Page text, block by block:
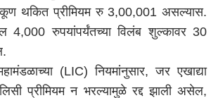
एकूण थकित प्रीमियम रु 3,00,001 असल्यास.
4,000 रुपयांपर्यंतच्या विलंब शुल्कावर 30
(LIC) नियमांनुसार, जर एखाद्या
प्रीमियम न भरल्यामुळे रद्द झाली असेल,